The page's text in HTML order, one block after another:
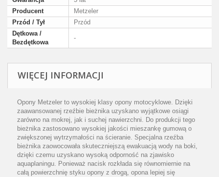
Producent
Metzeler
Przód / Tył
Przód
Dętkowa /
Bezdętkowa
-
WIĘCEJ INFORMACJI
Opony Metzeler to wysokiej klasy opony motocyklowe. Dzięki
zaawansowanej rzeźbie bieżnika uzyskano wyjątkowe osiągi
zarówno na mokrej, jak i suchej nawierzchni. Do produkcji tego
bieżnika zastosowano wysokiej jakości mieszankę gumową o
zwiększonej wytrzymałości na ścieranie. Specjalna rzeźba
bieżnika zaowocowała skuteczniejszą ewakuacją wody na boki,
dzięki czemu uzyskano wysoką odporność na zjawisko
aquaplaningu. Ponieważ nacisk rozkłada się równomiernie na
całą powierzchnię styku opony z drogą, opona lepiej się